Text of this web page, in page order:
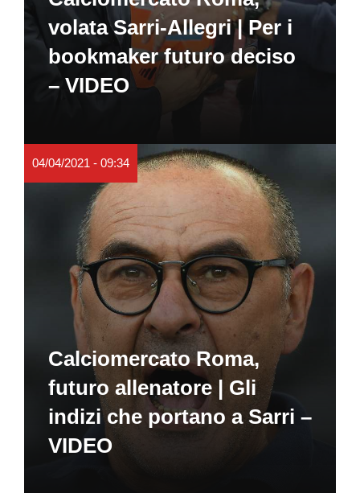
volata Sarri-Allegri | Per i
bookmaker futuro deciso
– VIDEO
04/04/2021 - 09:34
Calciomercato Roma,
futuro allenatore | Gli
indizi che portano a Sarri –
VIDEO